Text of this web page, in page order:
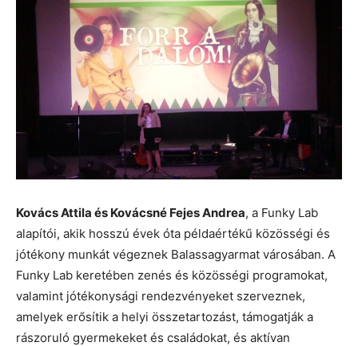
Kovács Attila és Kovácsné Fejes Andrea, a Funky Lab
alapítói, akik hosszú évek óta példaértékű közösségi és
jótékony munkát végeznek Balassagyarmat városában. A
Funky Lab keretében zenés és közösségi programokat,
valamint jótékonysági rendezvényeket szerveznek,
amelyek erősítik a helyi összetartozást, támogatják a
rászoruló gyermekeket és családokat, és aktívan